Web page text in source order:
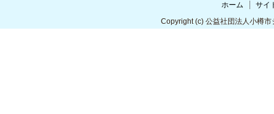
ホーム
サイ
Copyright(c) 公益社団法人小樽市